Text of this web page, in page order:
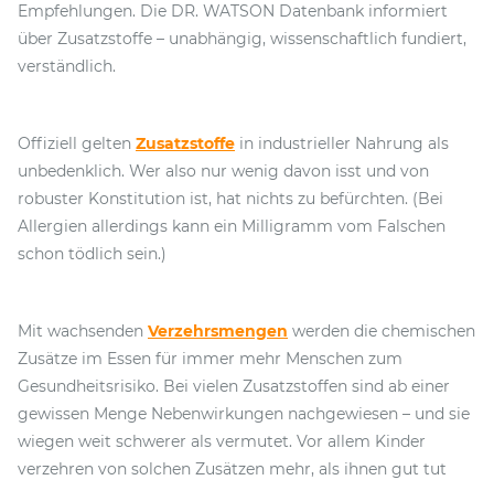
Empfehlungen. Die DR. WATSON Datenbank informiert
über Zusatzstoffe – unabhängig, wissenschaftlich fundiert,
verständlich.
Offiziell gelten Zusatzstoffe in industrieller Nahrung als
unbedenklich. Wer also nur wenig davon isst und von
robuster Konstitution ist, hat nichts zu befürchten. (Bei
Allergien allerdings kann ein Milligramm vom Falschen
schon tödlich sein.)
Mit wachsenden Verzehrsmengen werden die chemischen
Zusätze im Essen für immer mehr Menschen zum
Gesundheitsrisiko. Bei vielen Zusatzstoffen sind ab einer
gewissen Menge Nebenwirkungen nachgewiesen – und sie
wiegen weit schwerer als vermutet. Vor allem Kinder
verzehren von solchen Zusätzen mehr, als ihnen gut tut